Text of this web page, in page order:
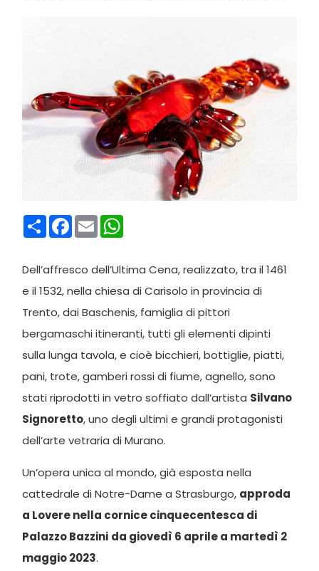
CondividiFacebook
Email
Dell’affresco dell’Ultima Cena, realizzato, tra il 1461
e il 1532, nella chiesa di Carisolo in provincia di
Trento, dai Baschenis, famiglia di pittori
bergamaschi itineranti, tutti gli elementi dipinti
sulla lunga tavola, e cioè bicchieri, bottiglie, piatti,
pani, trote, gamberi rossi di fiume, agnello, sono
stati riprodotti in vetro soffiato dall’artista Silvano
Signoretto, uno degli ultimi e grandi protagonisti
dell’arte vetraria di Murano.
Un’opera unica al mondo, già esposta nella
cattedrale di Notre-Dame a Strasburgo, approda
a Lovere nella cornice cinquecentesca di
Palazzo Bazzini da giovedì 6 aprile a martedì 2
maggio 2023.